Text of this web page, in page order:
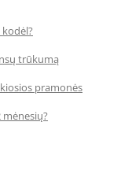
trūkumą
pramonės